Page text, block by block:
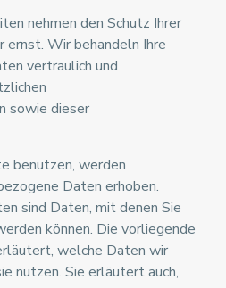
nehmen den Schutz Ihrer
ernst. Wir behandeln Ihre
vertraulich und
sowie dieser
benutzen, werden
Daten erhoben.
sind Daten, mit denen Sie
können. Die vorliegende
welche Daten wir
nutzen. Sie erläutert auch,